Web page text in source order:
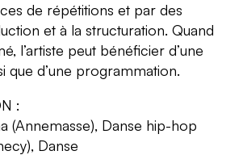
de répétitions et par des
et à la structuration. Quand
l’artiste peut bénéficier d’une
que d’une programmation.
:
(Annemasse), Danse hip-hop
Danse